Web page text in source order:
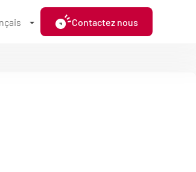
Contactez nous